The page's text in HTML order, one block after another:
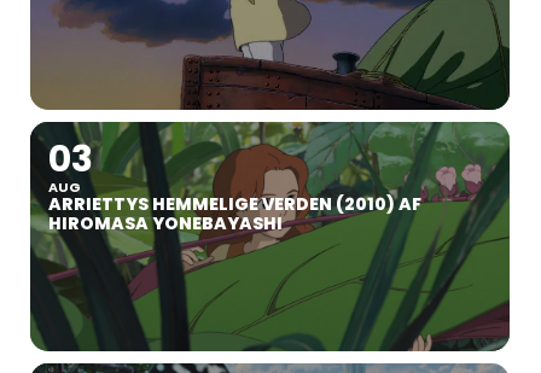
03
AUG
ARRIETTYS HEMMELIGE VERDEN (2010) AF
HIROMASA YONEBAYASHI